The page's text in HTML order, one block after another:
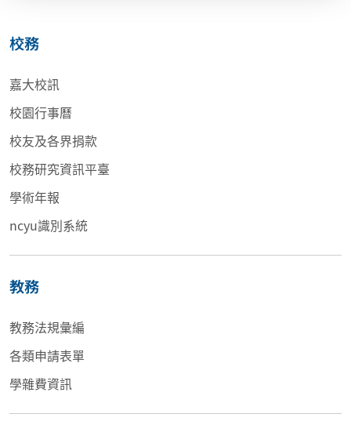
校務
嘉大校訊
校園行事曆
校友及各界捐款
校務研究資訊平臺
學術年報
ncyu識別系統
教務
教務法規彙編
各類申請表單
學雜費資訊